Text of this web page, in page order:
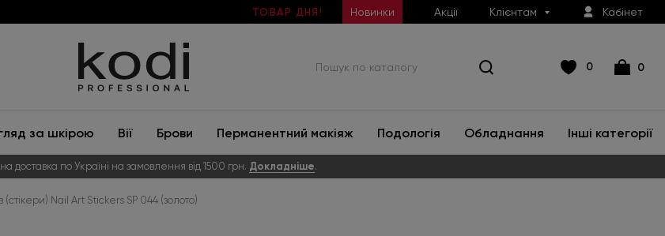
ТОВАР ДНЯ! Новинки Акції Клієнтам Кабінет
0 0
за шкірою Вії Брови Перманентний макіяж Подологія Обладнання Інші категорії
доставка по Україні на замовлення від 1500 грн. Докладніше.
(стікери) Nail Art Stickers SP 044 (золото)